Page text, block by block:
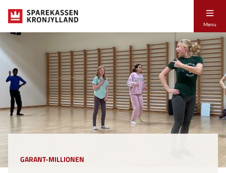
Menu
GARANT-MILLIONEN